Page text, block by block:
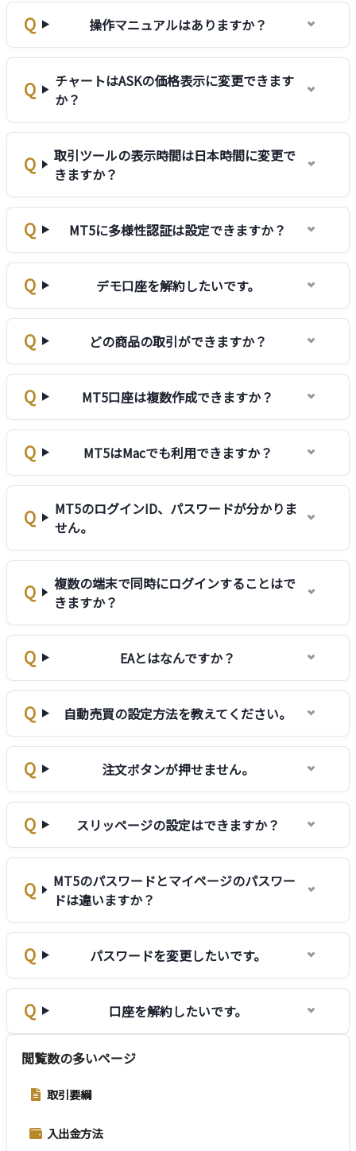
閲覧数の多いページ
取引要綱
入出金方法
操作マニュアルはありますか？
チャートはASKの価格表示に変更できます
か？
取引ツールの表示時間は日本時間に変更で
きますか？
MT5に多様性認証は設定できますか？
デモ口座を解約したいです。
どの商品の取引ができますか？
MT5口座は複数作成できますか？
MT5はMacでも利用できますか？
MT5のログインID、パスワードが分かりま
せん。
複数の端末で同時にログインすることはで
きますか？
EAとはなんですか？
自動売買の設定方法を教えてください。
注文ボタンが押せません。
スリッページの設定はできますか？
MT5のパスワードとマイページのパスワー
ドは違いますか？
パスワードを変更したいです。
口座を解約したいです。